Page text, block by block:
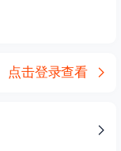
点击登录查看